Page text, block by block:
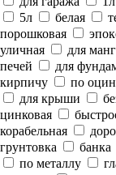
5л
белая
порошковая
уличная
для
печей
для
кирпичу
по
для крыши
цинковая
корабельная
грунтовка
банка
по металлу